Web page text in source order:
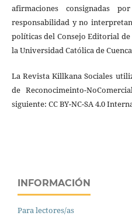
afirmaciones consignadas
responsabilidad y no
políticas del Consejo Editorial
la Universidad Católica de
La Revista Killkana Sociales
de Reconocimeinto-
siguiente: CC BY-NC-SA 4.0
INFORMACIÓN
Para lectores/as